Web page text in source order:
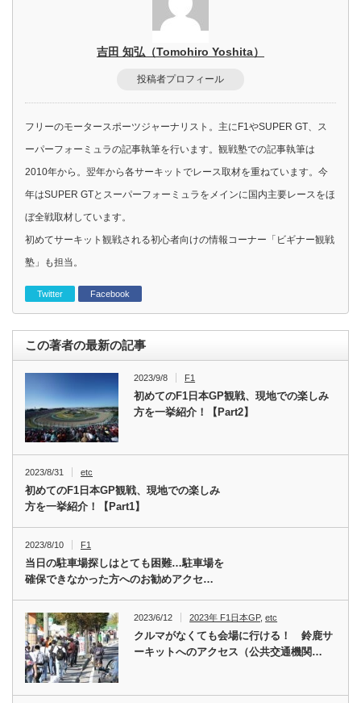
吉田 知弘（Tomohiro Yoshita）
投稿者プロフィール
フリーのモータースポーツジャーナリスト。主にF1やSUPER GT、ス
ーパーフォーミュラの記事執筆を行います。観戦塾での記事執筆は
2010年から。翌年から各サーキットでレース取材を重ねています。今
年はSUPER GTとスーパーフォーミュラをメインに国内主要レースをほ
ぼ全戦取材しています。
初めてサーキット観戦される初心者向けの情報コーナー「ビギナー観戦
塾」も担当。
Twitter Facebook
この著者の最新の記事
2023/9/8 F1
初めてのF1日本GP観戦、現地での楽しみ
方を一挙紹介！【Part2】
2023/8/31 etc
初めてのF1日本GP観戦、現地での楽しみ
方を一挙紹介！【Part1】
2023/8/10 F1
当日の駐車場探しはとても困難…駐車場を
確保できなかった方へのお勧めアクセ…
2023/6/12 2023年 F1日本GP,etc
クルマがなくても会場に行ける！ 鈴鹿サ
ーキットへのアクセス（公共交通機関…